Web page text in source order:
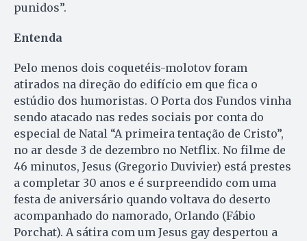
punidos”.
Entenda
Pelo menos dois coquetéis-molotov foram
atirados na direção do edifício em que fica o
estúdio dos humoristas. O Porta dos Fundos vinha
sendo atacado nas redes sociais por conta do
especial de Natal “A primeira tentação de Cristo”,
no ar desde 3 de dezembro no Netflix. No filme de
46 minutos, Jesus (Gregorio Duvivier) está prestes
a completar 30 anos e é surpreendido com uma
festa de aniversário quando voltava do deserto
acompanhado do namorado, Orlando (Fábio
Porchat). A sátira com um Jesus gay despertou a